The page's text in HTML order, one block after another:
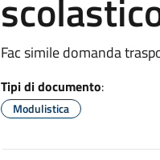
Fac simile domanda
Tipi di documento:
Modulistica